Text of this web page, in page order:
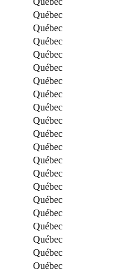
Québec
Québec
Québec
Québec
Québec
Québec
Québec
Québec
Québec
Québec
Québec
Québec
Québec
Québec
Québec
Québec
Québec
Québec
Québec
Québec